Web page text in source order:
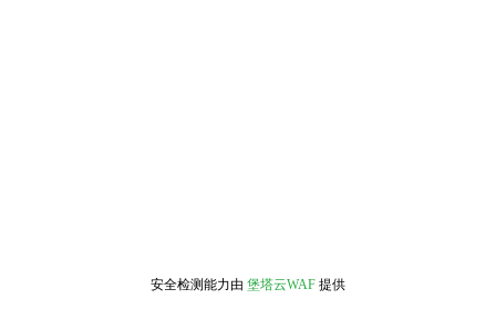
安全检测能力由 堡塔云WAF 提供